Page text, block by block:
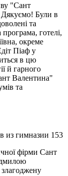
"Сант
Дякуємо! Були в
та
готелі,
окреме
Піаф у
в цю
й гарного
Валентина"
та
из гимназии 153
фірми Сант